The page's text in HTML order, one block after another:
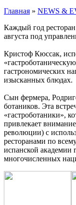
Главная » NEWS &
Каждый год
августа под
Кристоф Кюссак,
гастрономических
изысканных блюдах.
Сын фермера,
ботаников. Эта
«гастроботаники»,
привлекает
революции) с
ресторанами по
испанской академии
многочисленных